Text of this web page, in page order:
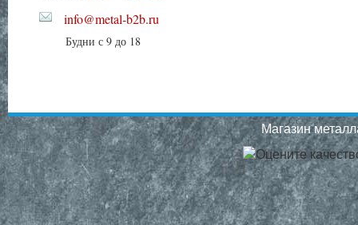
info@metal-b2b.ru
Будни с 9 до 18
Магазин